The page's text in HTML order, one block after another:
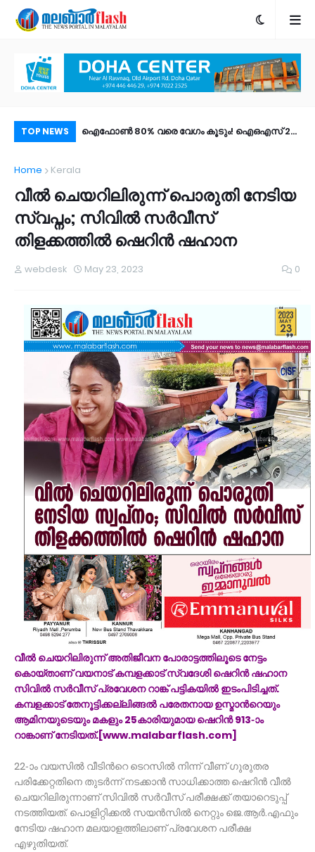
TOP NEWS
ഫോൺ
പേർ!
ഐഫോൺ 80% വരെ വേഗം കൂടും! ഐഒഎസ് 27
Home
Kerala
വീൽ ചെയറിലിരുന്ന് പൊരുതി നേടിയ
സ്വപ്നം; സിവിൽ സർവീസ്
തിളക്കത്തിൽ ഷെറിൻ ഷഹാന
webdesk May 23, 2023 0
വീൽ ചെയറിലിരുന്ന് അതിജീവന പോരാട്ടത്തിലൂടെ നേട്ടം
കൊയ്താണ് വയനാട് കമ്പളക്കാട് സ്വദേശി ഷെറിൻ ഷഹാന
സിവിൽ സർവീസ് പ്രവേശന റാങ്ക് പട്ടികയിൽ ഇടംപിടിച്ചത്.
കമ്പളക്കാട് തേനൂട്ടിക്കല്ലിങ്ങൽ പരേതനായ ഉസ്മാന്‍റെയും
ആമിനയുടെയും മകളും 25കാരിയുമായ ഷെറിൻ 913-ാം
റാങ്കാണ് നേടിയത്.[www.malabarflash.com]
22-ാം വയസിൽ വീടിന്‍റെ ടെറസിൽ നിന്ന് വീണ് ഗുരുതര
പരിക്കേറ്റതിനെ തുടർന്ന് നടക്കാൻ സാധിക്കാത്ത ഷെറിൻ വീൽ
ചെയറിലിരുന്നാണ് സിവിൽ സർവീസ് പരീക്ഷക്ക് തയാറെടുപ്പ്
നടത്തിയത്. പൊളിറ്റിക്കൽ സയൻസിൽ നെറ്റും ജെ.ആർ.എഫും
നേടിയ ഷഹാന മലയാളത്തിലാണ് പ്രവേശന പരീക്ഷ
എഴുതിയത്.